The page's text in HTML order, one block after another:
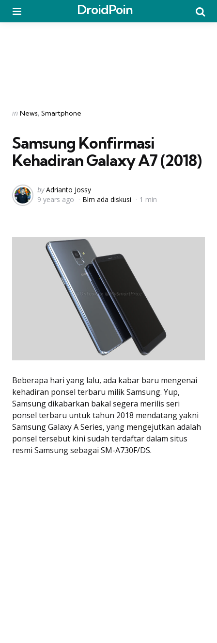
DroidPoin
Categories
Posted
in News Smartphone
Samsung Konfirmasi
Kehadiran Galaxy A7 (2018)
Posted
by
by Adrianto Jossy
9 years ago
Blm ada diskusi 1 min
Beberapa hari yang lalu, ada kabar baru mengenai
kehadiran ponsel terbaru milik Samsung. Yup,
Samsung dikabarkan bakal segera merilis seri
ponsel terbaru untuk tahun 2018 mendatang yakni
Samsung Galaxy A Series, yang mengejutkan adalah
ponsel tersebut kini sudah terdaftar dalam situs
resmi Samsung sebagai SM-A730F/DS.